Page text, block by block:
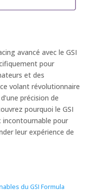
avancé avec le GSI
pour
et des
volant révolutionnaire
précision de
pourquoi le GSI
incontournable pour
leur expérience de
du GSI Formula